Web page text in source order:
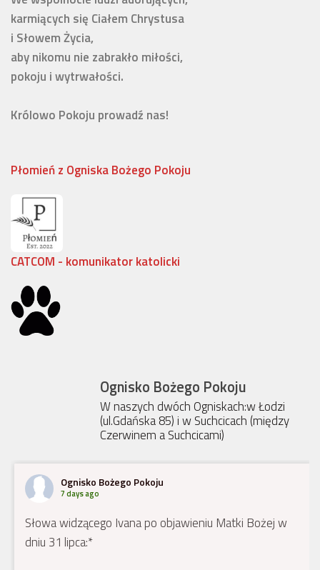
karmiących się Ciałem Chrystusa
i Słowem Życia,
aby nikomu nie zabrakło miłości,
pokoju i wytrwałości.
Królowo Pokoju prowadź nas!
Płomień z Ogniska Bożego Pokoju
CATCOM - komunikator katolicki
Ognisko Bożego Pokoju
W naszych dwóch Ogniskach:w Łodzi
(ul.Gdańska 85) i w Suchcicach (między
Czerwinem a Suchcicami)
Ognisko Bożego Pokoju
7 days ago
Słowa widzącego Ivana po objawieniu Matki Bożej w
dniu 31 lipca:*